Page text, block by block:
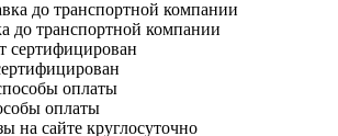
до транспортной компании
оплаты